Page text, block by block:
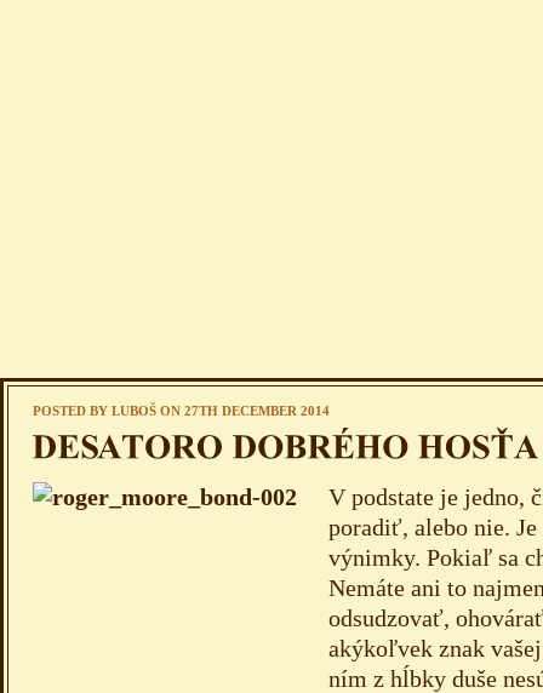
POSTED BY LUBOŠ ON 27TH DECEMBER 2014
V podstate je jedno,
poradiť, alebo nie.
výnimky. Pokiaľ sa
Nemáte ani to
odsudzovať,
akýkoľvek znak
ním z hĺbky duše